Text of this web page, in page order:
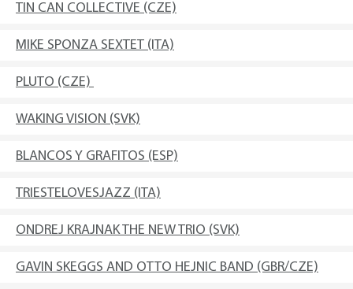
TIN CAN COLLECTIVE (CZE)
MIKE SPONZA SEXTET (ITA)
PLUTO (CZE)
WAKING VISION (SVK)
BLANCOS Y GRAFITOS (ESP)
TRIESTELOVESJAZZ (ITA)
ONDREJ KRAJNAK THE NEW TRIO (SVK)
GAVIN SKEGGS AND OTTO HEJNIC BAND (GBR/CZE)